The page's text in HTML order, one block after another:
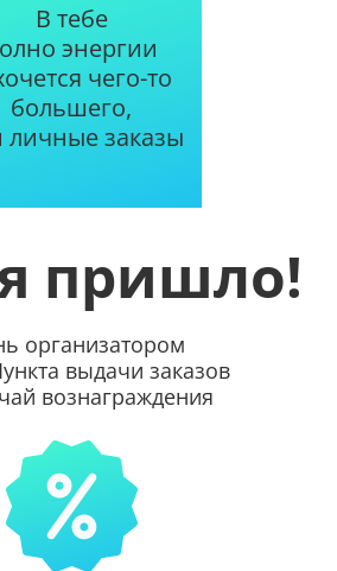
В тебе
энергии
чего-то
большего,
личные заказы
пришло!
организатором
выдачи заказов
вознаграждения